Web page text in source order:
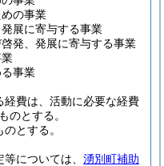
の事業
展に寄与する事業
発、発展に寄与する事業
事業
費は、活動に必要な経費
のとする。
とする。
については、 湧別町補助